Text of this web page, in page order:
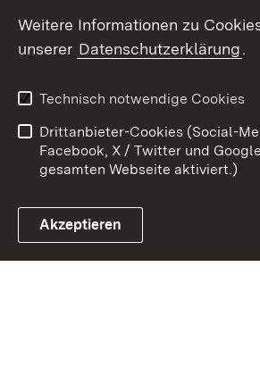
Link zum Landesportal
Kontakt
Impressum
Cookies
Weitere Informationen zu
unserer Datenschutzerklärung.
Technisch notwendige Cookies
Drittanbieter-Cookies (Social-
Facebook, X / Twitter und
gesamten Webseite aktiviert.)
Akzeptieren